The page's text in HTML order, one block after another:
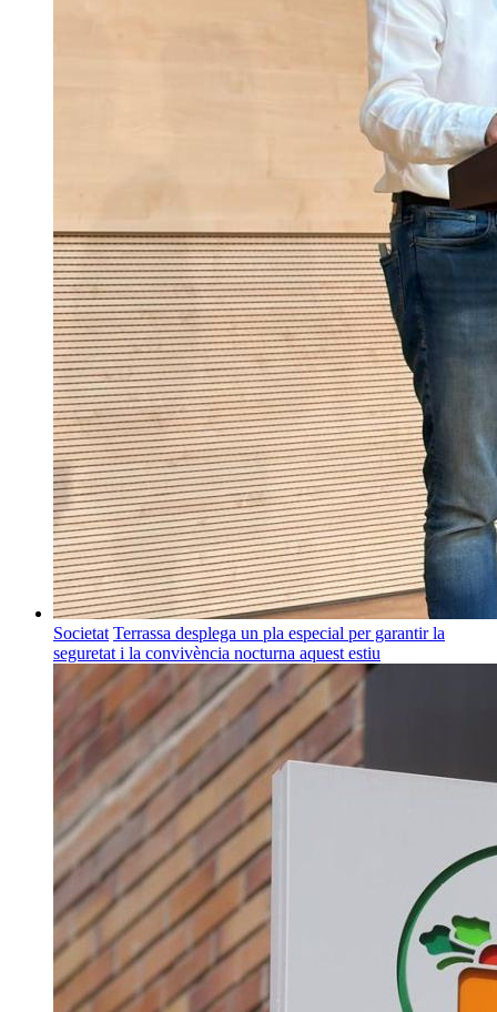
Societat Terrassa desplega un pla especial per garantir la
seguretat i la convivència nocturna aquest estiu